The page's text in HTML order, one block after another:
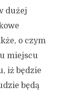
dużej
o czym
miejscu
iż będzie
będą